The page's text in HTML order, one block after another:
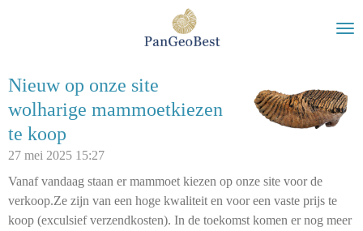
de
hoofdinhoud
Nieuw op onze site
wolharige mammoetkiezen
te koop
27 mei 2025 15:27
Vanaf vandaag staan er mammoet kiezen op onze site voor de
verkoop.Ze zijn van een hoge kwaliteit en voor een vaste prijs te
koop (exculsief verzendkosten). In de toekomst komen er nog meer